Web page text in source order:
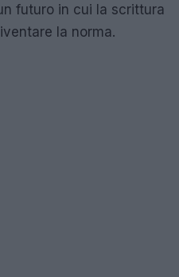
futuro in cui la scrittura
la norma.